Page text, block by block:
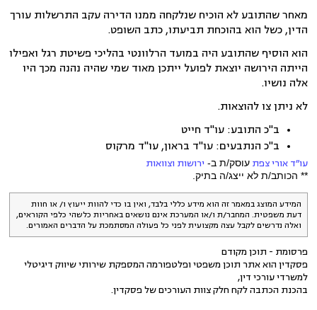
מאחר שהתובע לא הוכיח שנלקחה ממנו הדירה עקב התרשלות עורך
הדין, כשל הוא בהוכחת תביעתו, כתב השופט.
הוא הוסיף שהתובע היה במועד הרלוונטי בהליכי פשיטת רגל ואפילו
הייתה הירושה יוצאת לפועל ייתכן מאוד שמי שהיה נהנה מכך היו
אלה נושיו.
לא ניתן צו להוצאות.
ב"כ התובע: עו"ד חייט
ב"כ הנתבעים: עו"ד בראון, עו"ד מרקוס
עו״ד אורי צפת עוסק/ת ב- ירושות וצוואות
** הכותב/ת לא ייצג/ה בתיק.
המידע המוצג במאמר זה הוא מידע כללי בלבד, ואין בו כדי להוות ייעוץ ו/ או חוות
דעת משפטית. המחבר/ת ו/או המערכת אינם נושאים באחריות כלשהי כלפי הקוראים,
ואלה נדרשים לקבל עצה מקצועית לפני כל פעולה המסתמכת על הדברים האמורים.
פרסומת - תוכן מקודם
פסקדין הוא אתר תוכן משפטי ופלטפורמה המספקת שירותי שיווק דיגיטלי
למשרדי עורכי דין,
בהכנת הכתבה לקח חלק צוות העורכים של פסקדין.